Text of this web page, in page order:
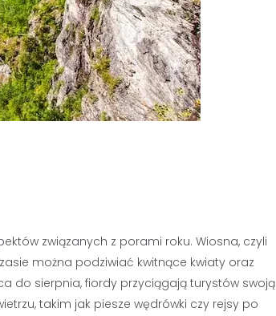
związanych z porami roku. Wiosna, czyli
można podziwiać kwitnące kwiaty oraz
do sierpnia, fiordy przyciągają turystów swoją
takim jak piesze wędrówki czy rejsy po